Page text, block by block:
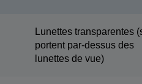
Lunettes transparentes
portent par-dessus des
lunettes de vue)